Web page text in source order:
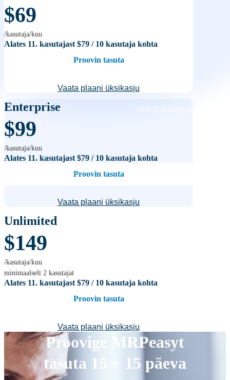
$69
/kasutaja/kuu
Alates 11. kasutajast $79 / 10 kasutaja kohta
Proovin tasuta
Vaata plaani üksikasju
POPULAARSEIM
Enterprise
$99
/kasutaja/kuu
Alates 11. kasutajast $79 / 10 kasutaja kohta
Proovin tasuta
Vaata plaani üksikasju
Unlimited
$149
/kasutaja/kuu
minimaalselt 2 kasutajat
Alates 11. kasutajast $79 / 10 kasutaja kohta
Proovin tasuta
Vaata plaani üksikasju
Proovige MRPeasyt
tasuta 15 + 15 päeva